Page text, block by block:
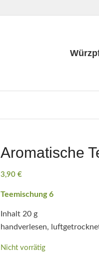
Aromatische
3,90 €
Teemischung 6
Inhalt 20 g
handverlesen,
Nicht vorrätig